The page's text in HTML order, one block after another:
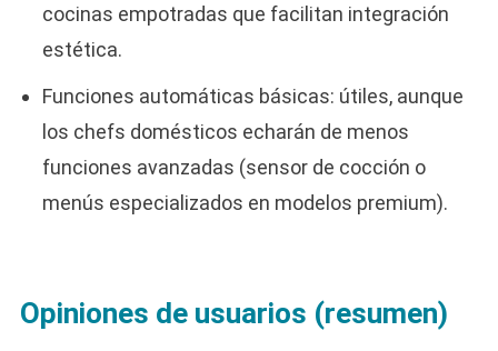
cocinas empotradas que facilitan integración
estética.
Funciones automáticas básicas: útiles, aunque
los chefs domésticos echarán de menos
funciones avanzadas (sensor de cocción o
menús especializados en modelos premium).
Opiniones de usuarios (resumen)